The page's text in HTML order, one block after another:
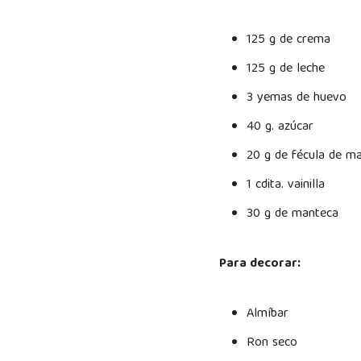
125 g de crema
125 g de leche
3 yemas de huevo
40 g. azúcar
20 g de fécula de
1 cdita. vainilla
30 g de manteca
Para decorar:
Almíbar
Ron seco